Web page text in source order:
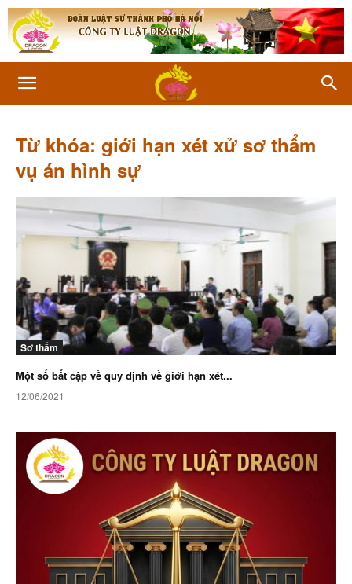
Từ khóa: giới hạn xét xử sơ thẩm
vụ án hình sự
Sơ thẩm
Một số bất cập về quy định về giới hạn xét...
12/06/2021